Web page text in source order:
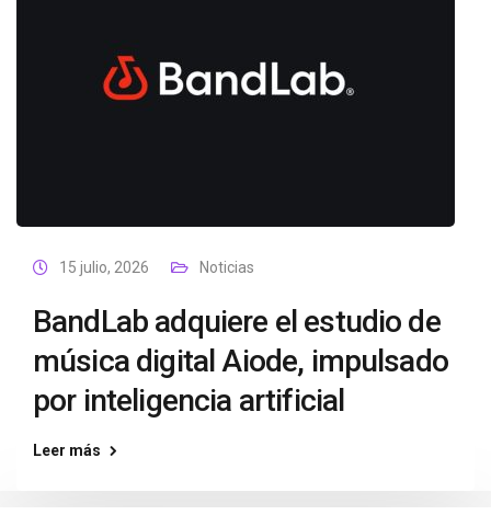
15 julio, 2026 Noticias
BandLab adquiere el estudio de
música digital Aiode, impulsado
por inteligencia artificial
Leer más